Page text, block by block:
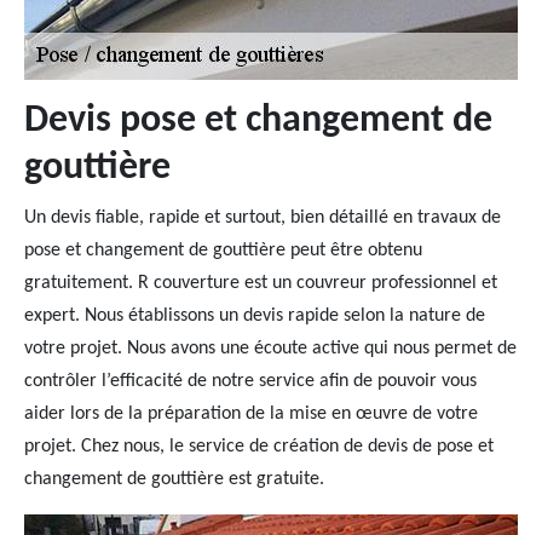
Devis pose et changement de
gouttière
Un devis fiable, rapide et surtout, bien détaillé en travaux de
pose et changement de gouttière peut être obtenu
gratuitement. R couverture est un couvreur professionnel et
expert. Nous établissons un devis rapide selon la nature de
votre projet. Nous avons une écoute active qui nous permet de
contrôler l’efficacité de notre service afin de pouvoir vous
aider lors de la préparation de la mise en œuvre de votre
projet. Chez nous, le service de création de devis de pose et
changement de gouttière est gratuite.